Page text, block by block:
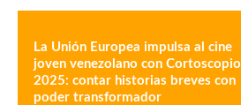
La Unión Europea impulsa al cine
joven venezolano con Cortoscopio
2025: contar historias breves con
poder transformador